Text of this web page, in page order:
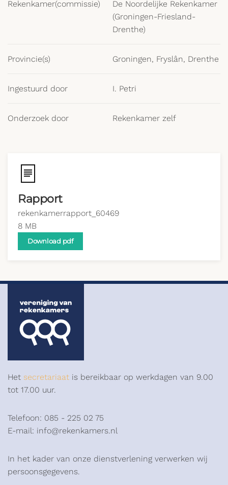
Rekenkamer(commissie)
De Noordelijke Rekenkamer
(Groningen-Friesland-
Drenthe)
Provincie(s) Groningen, Fryslân, Drenthe
Ingestuurd door I. Petri
Onderzoek door Rekenkamer zelf
Rapport
rekenkamerrapport_60469
8 MB
Download pdf
Het secretariaat is bereikbaar op werkdagen van 9.00
tot 17.00 uur.
Telefoon: 085 - 225 02 75
E-mail: info@rekenkamers.nl
In het kader van onze dienstverlening verwerken wij
persoonsgegevens.